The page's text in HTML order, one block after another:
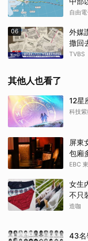
自由
06
外媒
撒回
TVBS
其他人也看了
12星
科技
屏東
包廂
EBC
女生
不只
造咖
43名
取消